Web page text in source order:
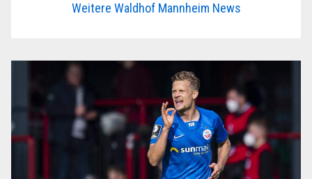
Weitere Waldhof Mannheim News